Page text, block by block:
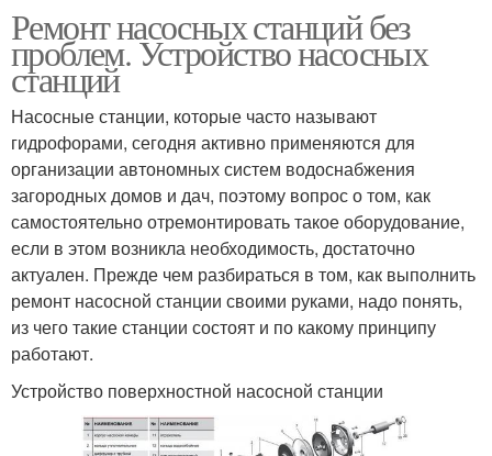
Ремонт насосных станций без
проблем. Устройство насосных
станций
Насосные станции, которые часто называют
гидрофорами, сегодня активно применяются для
организации автономных систем водоснабжения
загородных домов и дач, поэтому вопрос о том, как
самостоятельно отремонтировать такое оборудование,
если в этом возникла необходимость, достаточно
актуален. Прежде чем разбираться в том, как выполнить
ремонт насосной станции своими руками, надо понять,
из чего такие станции состоят и по какому принципу
работают.
Устройство поверхностной насосной станции